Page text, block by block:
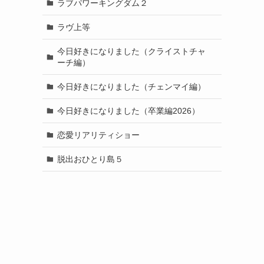
ラブパワーキングダム２
ラヴ上等
今日好きになりました（クライストチャ
ーチ編）
今日好きになりました（チェンマイ編）
今日好きになりました（卒業編2026）
恋愛リアリティショー
脱出おひとり島５